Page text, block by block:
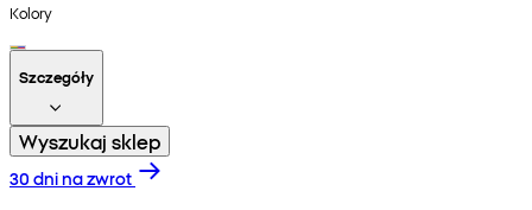
Kolory
Szczegóły
Wyszukaj sklep
30 dni na zwrot